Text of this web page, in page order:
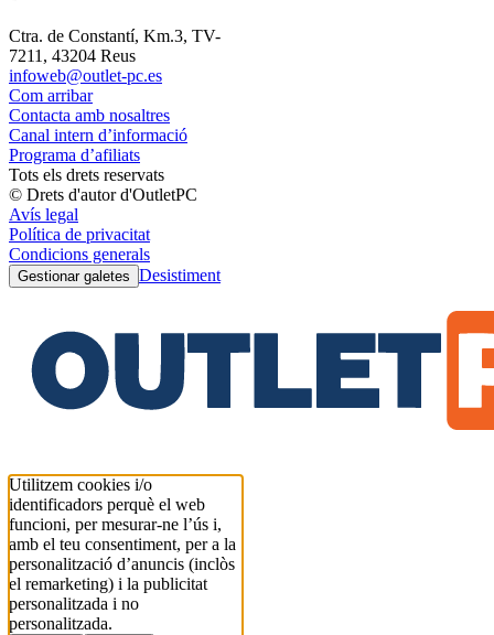
Ctra. de Constantí, Km.3, TV-
7211, 43204 Reus
infoweb@outlet-pc.es
Com arribar
Contacta amb nosaltres
Canal intern d’informació
Programa d’afiliats
Tots els drets reservats
© Drets d'autor d'OutletPC
Avís legal
Política de privacitat
Condicions generals
Gestionar galetes Desistiment
Utilitzem cookies i/o
identificadors perquè el web
funcioni, per mesurar-ne l’ús i,
amb el teu consentiment, per a la
personalització d’anuncis (inclòs
el remarketing) i la publicitat
personalitzada i no
personalitzada.